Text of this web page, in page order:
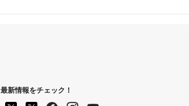
最新情報をチェック！